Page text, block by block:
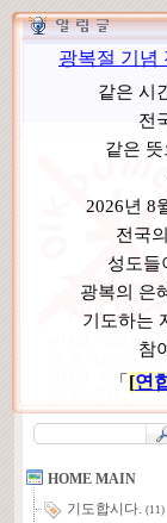
특
본부장 : 박동호 목
고 문 : 남성운 목사
위원장 : 이상원 목
총 무 : 권태섭 목사
HOME MAIN
기도합시다. (11)